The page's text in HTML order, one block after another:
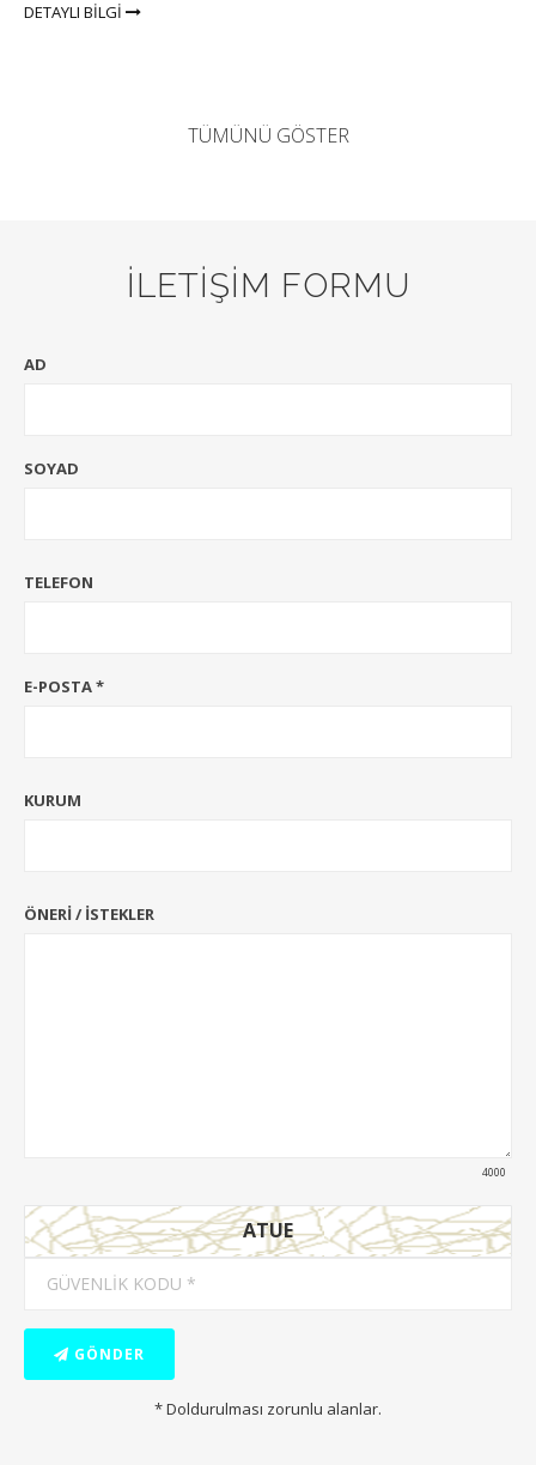
DETAYLI BİLGİ
TÜMÜNÜ GÖSTER
İLETİŞİM FORMU
AD
SOYAD
TELEFON
E-POSTA *
KURUM
ÖNERİ / İSTEKLER
4000
ATUE
GÖNDER
* Doldurulması zorunlu alanlar.